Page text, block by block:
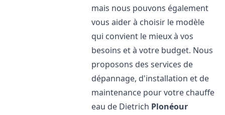
mais nous pouvons également
vous aider à choisir le modèle
qui convient le mieux à vos
besoins et à votre budget. Nous
proposons des services de
dépannage, d'installation et de
maintenance pour votre chauffe
eau de Dietrich Plonéour